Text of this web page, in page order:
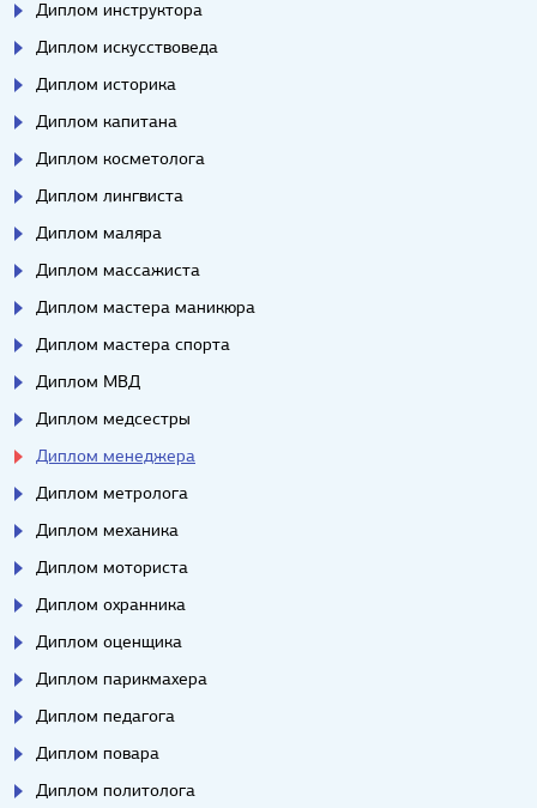
Диплом инструктора
Диплом искусствоведа
Диплом историка
Диплом капитана
Диплом косметолога
Диплом лингвиста
Диплом маляра
Диплом массажиста
Диплом мастера маникюра
Диплом мастера спорта
Диплом МВД
Диплом медсестры
Диплом менеджера
Диплом метролога
Диплом механика
Диплом моториста
Диплом охранника
Диплом оценщика
Диплом парикмахера
Диплом педагога
Диплом повара
Диплом политолога